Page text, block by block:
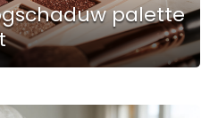
palette